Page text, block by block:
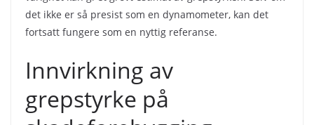
det ikke er så presist som en dynamometer, kan det
fortsatt fungere som en nyttig referanse.
Innvirkning av
grepstyrke på